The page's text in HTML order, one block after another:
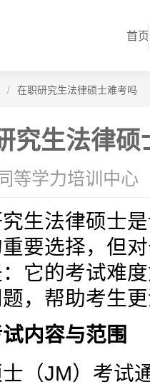
首页
/ 在职研究生法律硕士难考吗
究生法律硕
等学力培训中心
生法律硕士
要选择，但
它的考试难
，帮助考生
内容与范围
（JM）考试